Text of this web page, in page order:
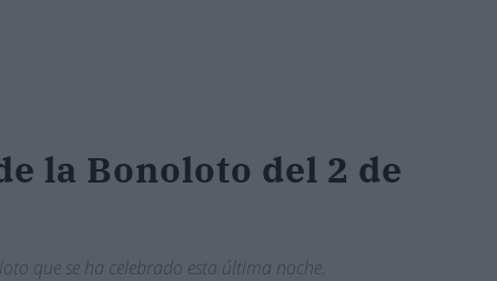
la Bonoloto del 2 de
que se ha celebrado esta última noche.